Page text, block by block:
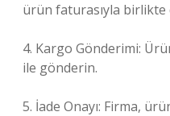
ürün faturasıyla birlikte
4. Kargo Gönderimi:
ile gönderin.
5. İade Onayı: Firma,